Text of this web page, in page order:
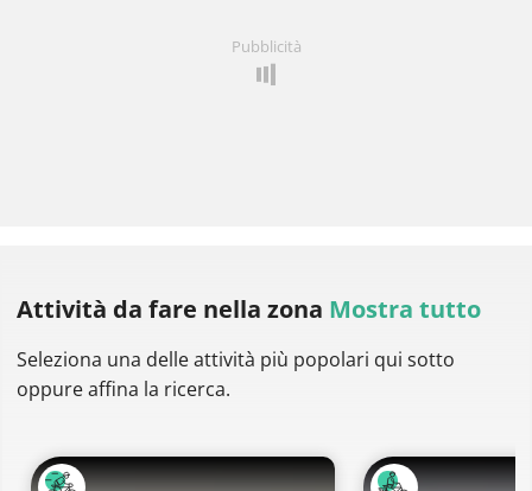
Pubblicità
Attività da fare nella zona Mostra tutto
Seleziona una delle attività più popolari qui sotto
oppure affina la ricerca.